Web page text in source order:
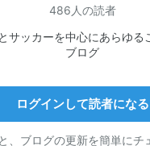
486人の読者
サッカーを中心にあらゆる
ブログ
ログインして読者になる
、ブログの更新を簡単にチ